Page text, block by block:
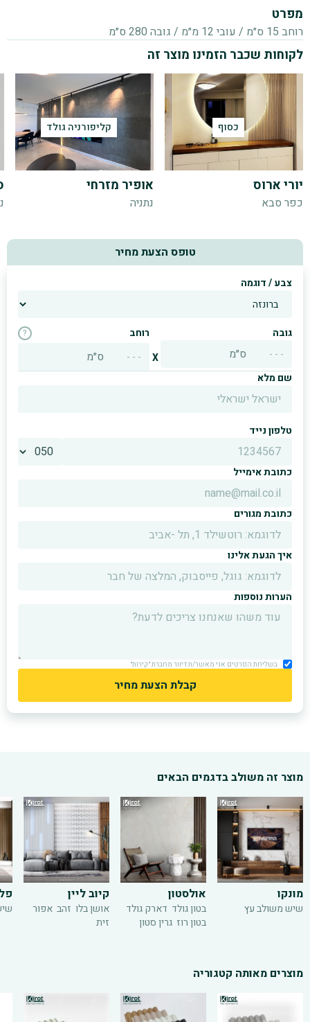
מפרט
רוחב 15 ס״מ / עובי 12 מ״מ / גובה 280 ס״מ
לקוחות שכבר הזמינו מוצר זה
כסוף
יורי ארוס
כפר סבא
קליפורניה גולד
אופיר מזרחי
נתניה
טופס הצעת מחיר
צבע / דוגמה
גובה
ס״מ X
רוחב ?
ס״מ
שם מלא
טלפון נייד
כתובת אימייל
כתובת מגורים
איך הגעת אלינו
הערות נוספות
בשליחת הפרטים אני מאשר/ת דיוור מחברת ״קירות״
מוצר זה משולב בדגמים הבאים
מונקו
שיש משולב עץ
אולסטון
בטון גולד דארק גולד
בטון רוז גרין סטון
קיוב ליין
אושן בלו זהב אפור
זית
מוצרים מאותה קטגוריה